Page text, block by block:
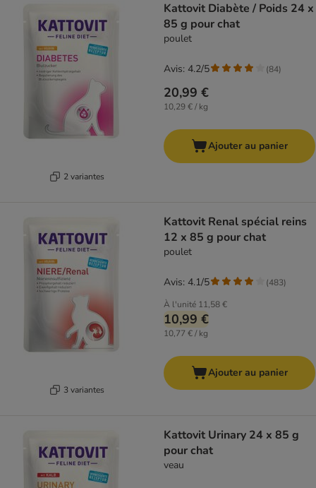
2 variantes
Kattovit Diabète / Poids 24 x
85 g pour chat
poulet
20,99 €
10,29 € / kg
Avis: 4.2/5 (84)
Ajouter au panier
3 variantes
Kattovit Renal spécial reins
12 x 85 g pour chat
poulet
À l'unité 11,58 €
10,99 €
10,77 € / kg
Avis: 4.1/5 (483)
Ajouter au panier
Kattovit Urinary 24 x 85 g
pour chat
veau